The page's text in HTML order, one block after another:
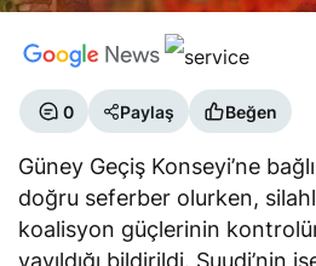
0 Paylaş Beğen
Güney Geçiş Konseyi’ne
doğru seferber olurken,
koalisyon güçlerinin
yayıldığı bildirildi. Suudi’nin